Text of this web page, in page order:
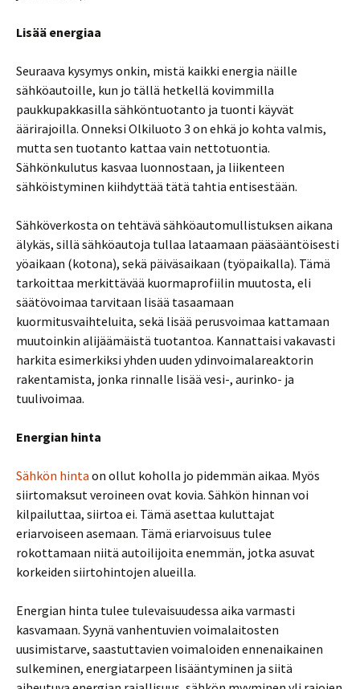
Lisää energiaa
Seuraava kysymys onkin, mistä kaikki energia näille
sähköautoille, kun jo tällä hetkellä kovimmilla
paukkupakkasilla sähköntuotanto ja tuonti käyvät
äärirajoilla. Onneksi Olkiluoto 3 on ehkä jo kohta valmis,
mutta sen tuotanto kattaa vain nettotuontia.
Sähkönkulutus kasvaa luonnostaan, ja liikenteen
sähköistyminen kiihdyttää tätä tahtia entisestään.
Sähköverkosta on tehtävä sähköautomullistuksen aikana
älykäs, sillä sähköautoja tullaa lataamaan pääsääntöisesti
yöaikaan (kotona), sekä päiväsaikaan (työpaikalla). Tämä
tarkoittaa merkittävää kuormaprofiilin muutosta, eli
säätövoimaa tarvitaan lisää tasaamaan
kuormitusvaihteluita, sekä lisää perusvoimaa kattamaan
muutoinkin alijäämäistä tuotantoa. Kannattaisi vakavasti
harkita esimerkiksi yhden uuden ydinvoimalareaktorin
rakentamista, jonka rinnalle lisää vesi-, aurinko- ja
tuulivoimaa.
Energian hinta
Sähkön hinta on ollut koholla jo pidemmän aikaa. Myös
siirtomaksut veroineen ovat kovia. Sähkön hinnan voi
kilpailuttaa, siirtoa ei. Tämä asettaa kuluttajat
eriarvoiseen asemaan. Tämä eriarvoisuus tulee
rokottamaan niitä autoilijoita enemmän, jotka asuvat
korkeiden siirtohintojen alueilla.
Energian hinta tulee tulevaisuudessa aika varmasti
kasvamaan. Syynä vanhentuvien voimalaitosten
uusimistarve, saastuttavien voimaloiden ennenaikainen
sulkeminen, energiatarpeen lisääntyminen ja siitä